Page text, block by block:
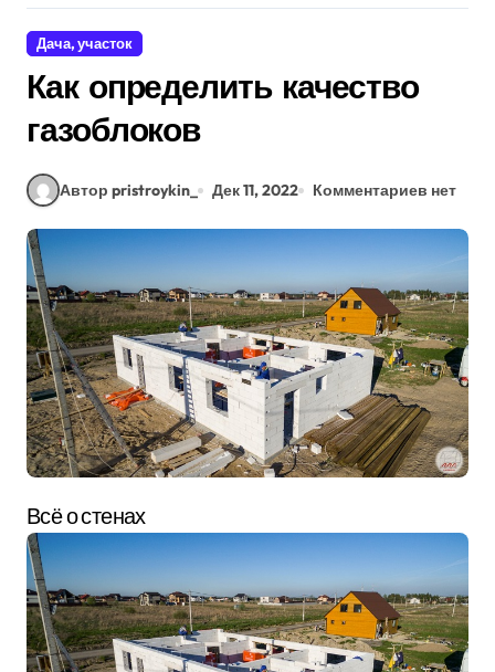
Дача, участок
Как определить качество
газоблоков
Автор pristroykin_ Дек 11, 2022 Комментариев нет
Всё о стенах